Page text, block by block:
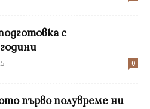
с
0
първо полувреме ни